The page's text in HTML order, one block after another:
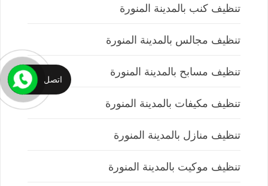
تنظيف كنب بالمدينة المنورة
تنظيف مجالس بالمدينة المنورة
تنظيف مسابح بالمدينة المنورة
تنظيف مكيفات بالمدينة المنورة
تنظيف منازل بالمدينة المنورة
تنظيف موكيت بالمدينة المنورة
اتصل